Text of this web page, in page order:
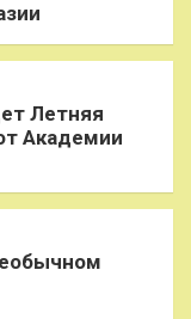
Летняя
Академии